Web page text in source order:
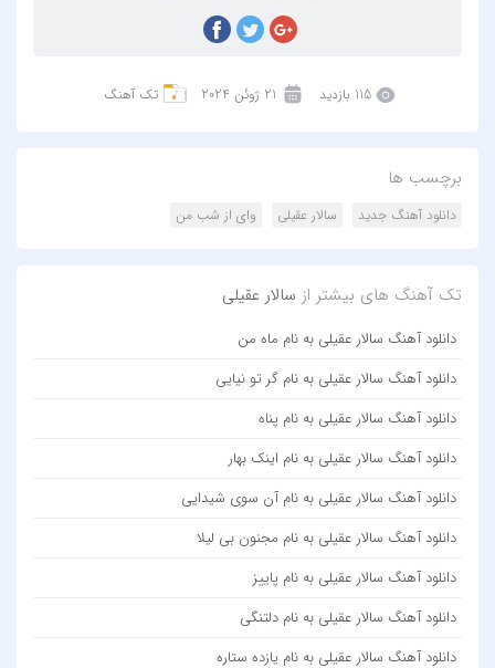
115 بازدید 21 ژوئن 2024 تک آهنگ
برچسب ها
دانلود آهنگ جدید سالار عقیلی وای از شب من
تک آهنگ های بیشتر از سالار عقیلی
دانلود آهنگ سالار عقیلی به نام ماه من
دانلود آهنگ سالار عقیلی به نام گر تو نیایی
دانلود آهنگ سالار عقیلی به نام پناه
دانلود آهنگ سالار عقیلی به نام اینک بهار
دانلود آهنگ سالار عقیلی به نام آن سوی شیدایی
دانلود آهنگ سالار عقیلی به نام مجنون بی لیلا
دانلود آهنگ سالار عقیلی به نام پاییز
دانلود آهنگ سالار عقیلی به نام دلتنگی
دانلود آهنگ سالار عقیلی به نام یازده ستاره